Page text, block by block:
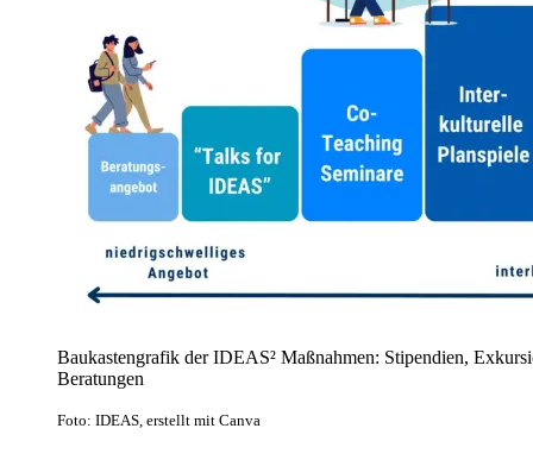
Baukastengrafik der IDEAS² Maßnahmen: Stipendien,
Beratungen
Foto: IDEAS, erstellt mit Canva